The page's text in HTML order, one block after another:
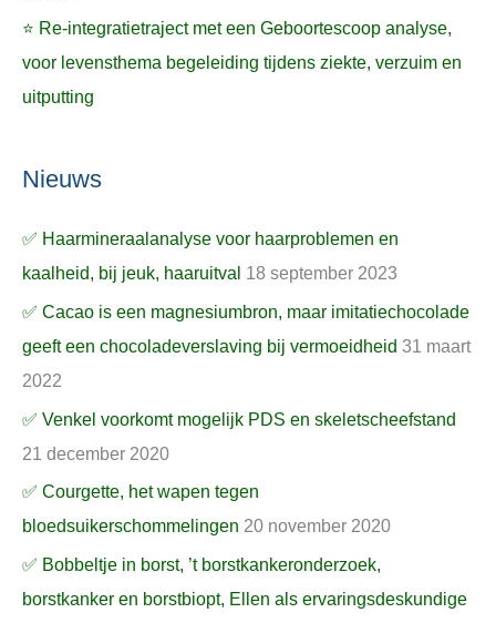
⭐ Re-integratietraject met een Geboortescoop analyse,
voor levensthema begeleiding tijdens ziekte, verzuim en
uitputting
Nieuws
✅ Haarmineraalanalyse voor haarproblemen en
kaalheid, bij jeuk, haaruitval 18 september 2023
✅ Cacao is een magnesiumbron, maar imitatiechocolade
geeft een chocoladeverslaving bij vermoeidheid 31 maart
2022
✅ Venkel voorkomt mogelijk PDS en skeletscheefstand
21 december 2020
✅ Courgette, het wapen tegen
bloedsuikerschommelingen 20 november 2020
✅ Bobbeltje in borst, ’t borstkankeronderzoek,
borstkanker en borstbiopt, Ellen als ervaringsdeskundige